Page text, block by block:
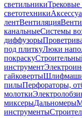
светильникиТрековые
светотехники
лентВентиляция
канальныеСистемы
диффузоры
под плиткуЛюки
покраску
инструмент
гайковерты
пилыПерфораторы,
молотки
миксерыДальномеры
инструменты